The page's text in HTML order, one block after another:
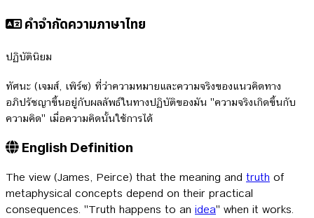
คำจำกัดความภาษาไทย
ปฏิบัตินิยม
ทัศนะ (เจมส์, เพิร์ซ) ที่ว่าความหมายและความจริงของแนวคิดทาง
อภิปรัชญาขึ้นอยู่กับผลลัพธ์ในทางปฏิบัติของมัน "ความจริงเกิดขึ้นกับ
ความคิด" เมื่อความคิดนั้นใช้การได้
English Definition
The view (James, Peirce) that the meaning and truth of
metaphysical concepts depend on their practical
consequences. "Truth happens to an idea" when it works.